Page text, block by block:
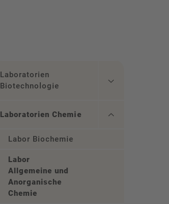
Laboratorien
Biotechnologie
Laboratorien Chemie
Labor Biochemie
Labor
Allgemeine und
Anorganische
Chemie